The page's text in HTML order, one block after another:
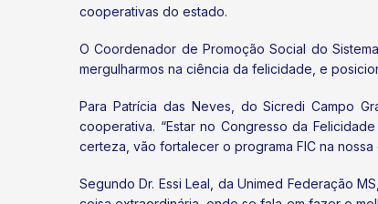
cooperativas do estado.
O Coordenador de Promoção Social do
mergulharmos na ciência da felicidade, e
Para Patrícia das Neves, do Sicredi Campo
cooperativa. “Estar no Congresso da
certeza, vão fortalecer o programa FIC na
Segundo Dr. Essi Leal, da Unimed Federação